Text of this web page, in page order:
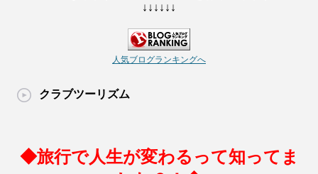
↓↓↓↓↓↓
人気ブログランキングへ
クラブツーリズム
◆旅行で人生が変わるって知ってま